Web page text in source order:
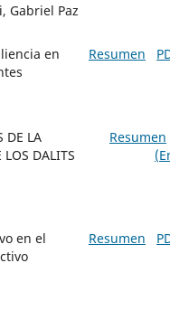
Gabriel Paz
en
Resumen
DE LA
LOS DALITS
Resumen
en el
Resumen